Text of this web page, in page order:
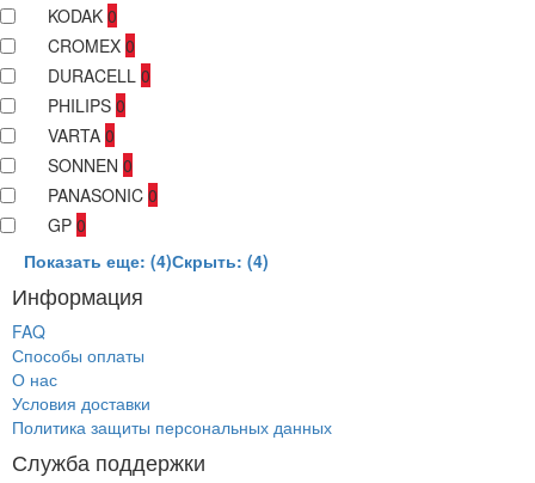
KODAK 0
CROMEX 0
DURACELL 0
PHILIPS 0
VARTA 0
SONNEN 0
PANASONIC 0
GP 0
Показать еще: (4)Скрыть: (4)
Информация
FAQ
Способы оплаты
О нас
Условия доставки
Политика защиты персональных данных
Служба поддержки